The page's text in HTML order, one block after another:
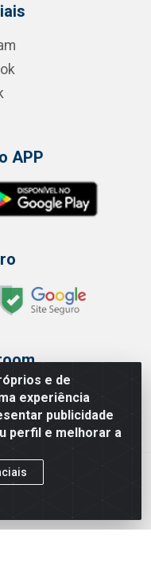
e de
experiência
publicidade
perfil e melhorar a
APP
Paulo/SP
Vautier, 468 - Pari, São
00.327.385/0003-68